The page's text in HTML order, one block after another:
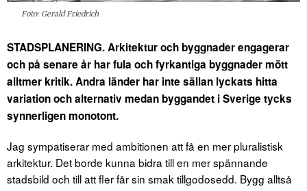
Foto: Gerald Friedrich
STADSPLANERING. Arkitektur och byggnader engagerar
och på senare år har fula och fyrkantiga byggnader mött
alltmer kritik. Andra länder har inte sällan lyckats hitta
variation och alternativ medan byggandet i Sverige tycks
synnerligen monotont.
Jag sympatiserar med ambitionen att få en mer pluralistisk
arkitektur. Det borde kunna bidra till en mer spännande
stadsbild och till att fler får sin smak tillgodosedd. Bygg alltså